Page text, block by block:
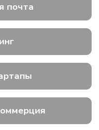
почта